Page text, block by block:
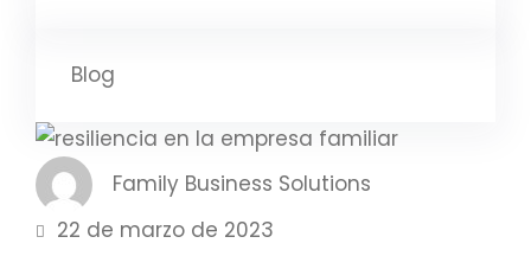
Blog
Family Business Solutions
22 de marzo de 2023